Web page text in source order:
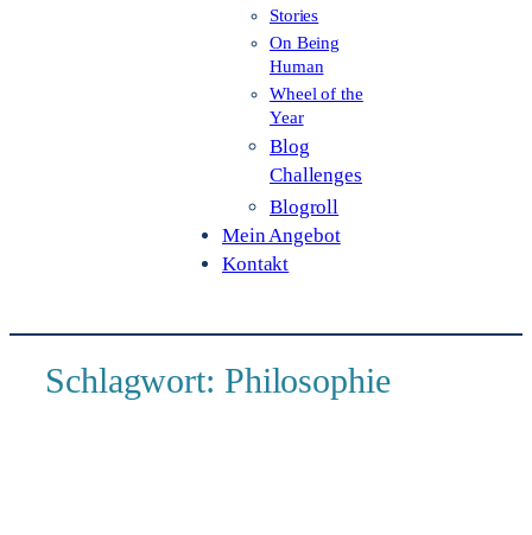
Stories
On Being
Human
Wheel of the
Year
Blog
Challenges
Blogroll
Mein Angebot
Kontakt
Schlagwort: Philosophie